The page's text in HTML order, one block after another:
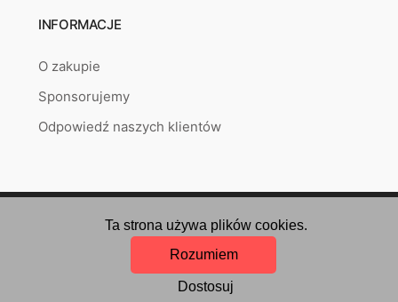
INFORMACJE
O zakupie
Sponsorujemy
Odpowiedź naszych klientów
Copyright © 2026puzzlepoint.pl Created by
Ta strona używa plików cookies.
Rozumiem
Dostosuj